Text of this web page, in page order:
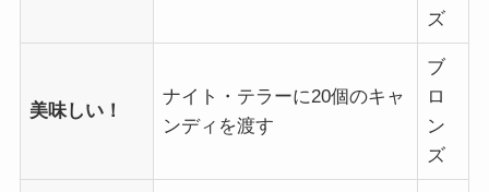
ズ
美味しい！
ナイト・テラーに20個のキャ
ンディを渡す
ブ
ロ
ン
ズ